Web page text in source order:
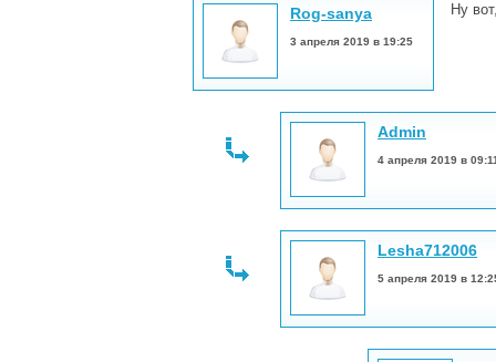
Rog-sanya
3 апреля 2019 в 19:25
Ну
Admin
4 апреля 2019 в
Lesha712006
5 апреля 2019 в